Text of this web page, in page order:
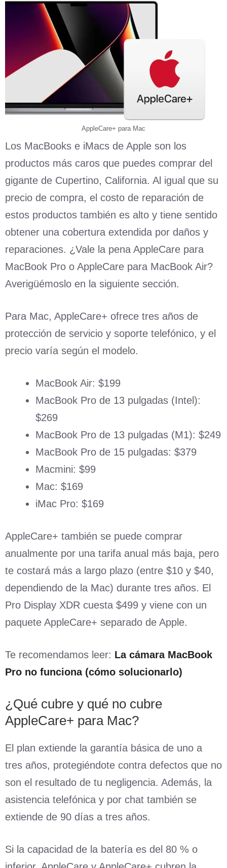
AppleCare+ para Mac
Los MacBooks e iMacs de Apple son los
productos más caros que puedes comprar del
gigante de Cupertino, California. Al igual que su
precio de compra, el costo de reparación de
estos productos también es alto y tiene sentido
obtener una cobertura extendida por daños y
reparaciones. ¿Vale la pena AppleCare para
MacBook Pro o AppleCare para MacBook Air?
Averigüémoslo en la siguiente sección.
Para Mac, AppleCare+ ofrece tres años de
protección de servicio y soporte telefónico, y el
precio varía según el modelo.
MacBook Air: $199
MacBook Pro de 13 pulgadas (Intel):
$269
MacBook Pro de 13 pulgadas (M1): $249
MacBook Pro de 15 pulgadas: $379
Macmini: $99
Mac: $169
iMac Pro: $169
AppleCare+ también se puede comprar
anualmente por una tarifa anual más baja, pero
te costará más a largo plazo (entre $10 y $40,
dependiendo de la Mac) durante tres años. El
Pro Display XDR cuesta $499 y viene con un
paquete AppleCare+ separado de Apple.
Te recomendamos leer: La cámara MacBook
Pro no funciona (cómo solucionarlo)
¿Qué cubre y qué no cubre
AppleCare+ para Mac?
El plan extiende la garantía básica de uno a
tres años, protegiéndote contra defectos que no
son el resultado de tu negligencia. Además, la
asistencia telefónica y por chat también se
extiende de 90 días a tres años.
Si la capacidad de la batería es del 80 % o